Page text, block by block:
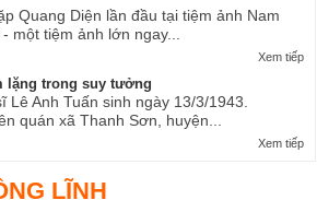
Quang Diện lần đầu tại tiệm ảnh Nam
một tiệm ảnh lớn ngay...
Xem tiếp
lặng trong suy tưởng
Lê Anh Tuấn sinh ngày 13/3/1943.
quán xã Thanh Sơn, huyện...
Xem tiếp
LĨNH